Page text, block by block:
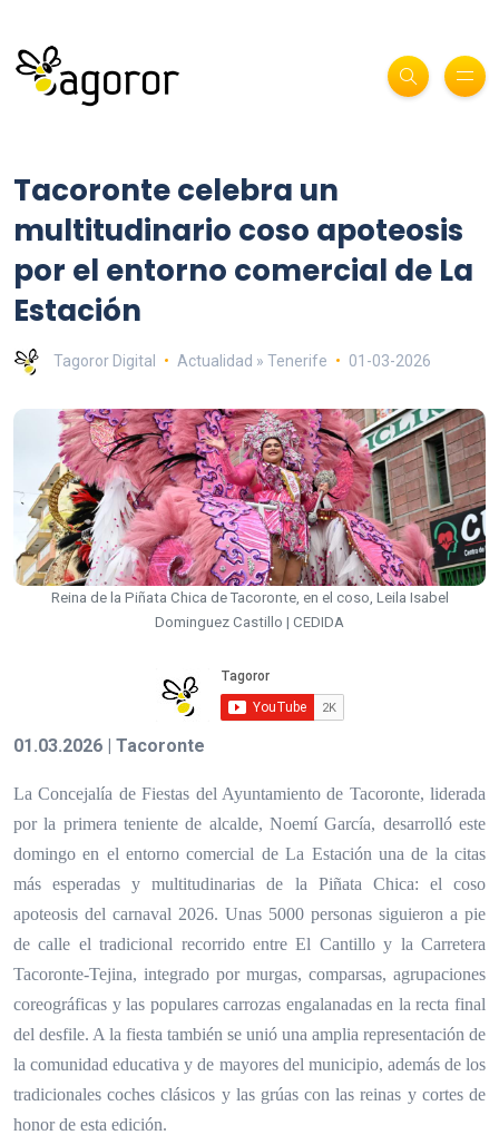
Tacoronte celebra un
multitudinario coso apoteosis
por el entorno comercial de La
Estación
Tagoror Digital Actualidad » Tenerife 01-03-2026
Reina de la Piñata Chica de Tacoronte, en el coso, Leila Isabel
Dominguez Castillo | CEDIDA
01.03.2026 | Tacoronte
La Concejalía de Fiestas del Ayuntamiento de Tacoronte, liderada
por la primera teniente de alcalde, Noemí García, desarrolló este
domingo en el entorno comercial de La Estación una de la citas
más esperadas y multitudinarias de la Piñata Chica: el coso
apoteosis del carnaval 2026. Unas 5000 personas siguieron a pie
de calle el tradicional recorrido entre El Cantillo y la Carretera
Tacoronte-Tejina, integrado por murgas, comparsas, agrupaciones
coreográficas y las populares carrozas engalanadas en la recta final
del desfile. A la fiesta también se unió una amplia representación de
la comunidad educativa y de mayores del municipio, además de los
tradicionales coches clásicos y las grúas con las reinas y cortes de
honor de esta edición.